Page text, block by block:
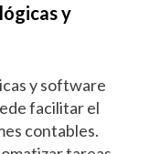
y
y software
facilitar el
contables.